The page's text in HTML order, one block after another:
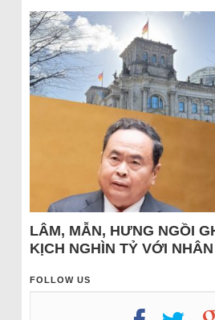
LÂM, MẪN, HƯNG NGỒI
KỊCH NGHÌN TỶ VỚI
FOLLOW US